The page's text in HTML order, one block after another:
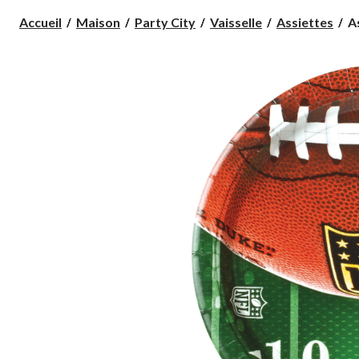
Accueil Maison Party City Vaisselle Assiettes